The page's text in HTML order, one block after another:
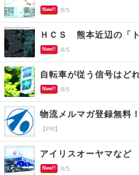
New!! 8/5
ＨＣＳ 熊本近辺の「
New!! 8/5
New!! 8/5
物流メルマガ登録無料！
【PR】
アイリスオーヤマなど
New!! 8/5